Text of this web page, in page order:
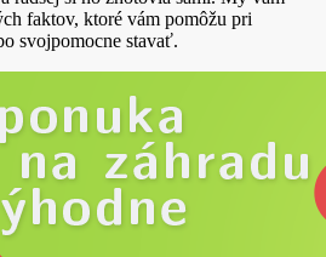
faktov, ktoré vám pomôžu pri
svojpomocne stavať.